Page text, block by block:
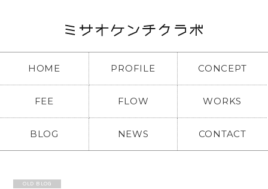
HOME PROFILE CONCEPT
FEE FLOW WORKS
BLOG NEWS CONTACT
OLD BLOG